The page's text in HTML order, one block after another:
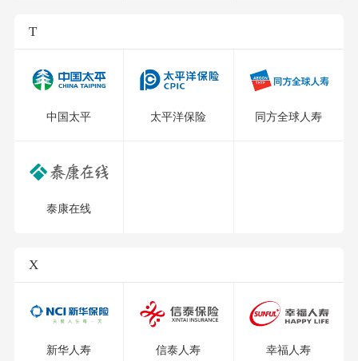
T
中国太平 太平洋保险 同方全球人寿
泰康在线
X
新华人寿 信泰人寿 幸福人寿